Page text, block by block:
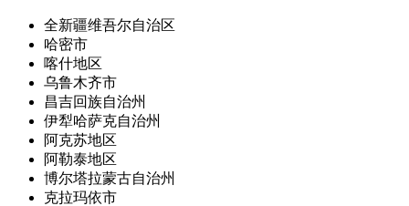
全新疆维吾尔自治区
哈密市
喀什地区
乌鲁木齐市
昌吉回族自治州
伊犁哈萨克自治州
阿克苏地区
阿勒泰地区
博尔塔拉蒙古自治州
克拉玛依市